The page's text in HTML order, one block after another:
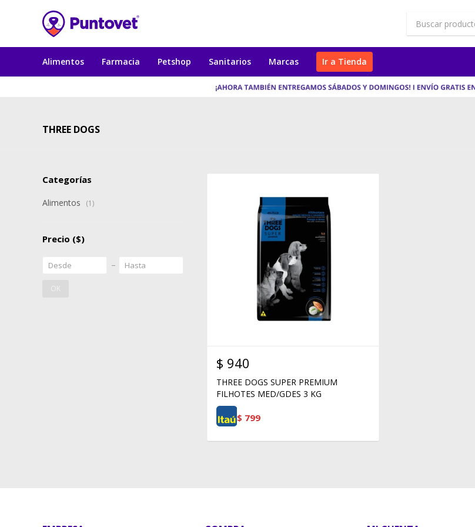
Alimentos Farmacia Petshop Sanitarios Marcas Ir a Tienda
THREE DOGS
$ 940
THREE DOGS SUPER PREMIUM
FILHOTES MED/GDES 3 KG
$ 799
Categorías
Alimentos (1)
Precio ($)
OK